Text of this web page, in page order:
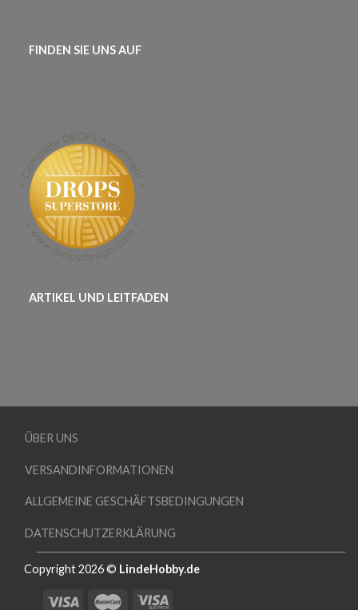
FINDEN SIE UNS AUF
ARTIKEL UND LEITFADEN
ÜBER UNS
VERSANDINFORMATIONEN
ALLGEMEINE GESCHÄFTSBEDINGUNGEN
DATENSCHUTZERKLÄRUNG
Copyright 2026 © LindeHobby.de